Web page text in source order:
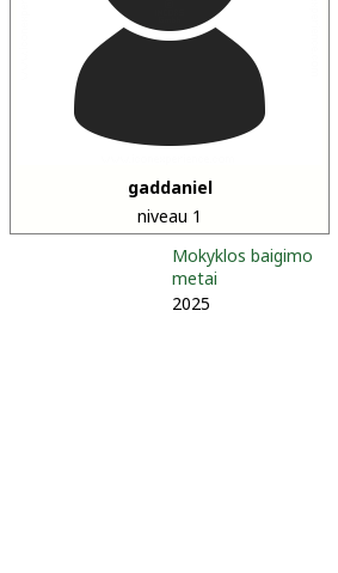
gaddaniel
niveau 1
Mokyklos baigimo
metai
2025